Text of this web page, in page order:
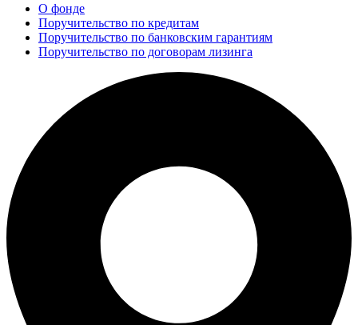
О фонде
Поручительство по кредитам
Поручительство по банковским гарантиям
Поручительство по договорам лизинга